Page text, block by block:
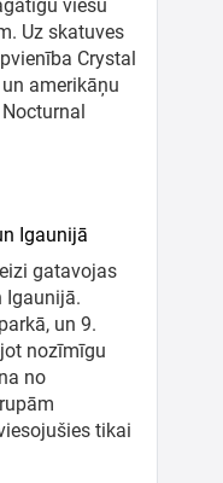
viesu
Uz skatuves
Crystal
amerikāņu
Igaunijā
gatavojas
Igaunijā.
un 9.
nozīmīgu
no
tikai